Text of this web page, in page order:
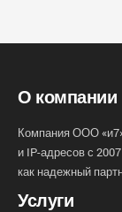
О компании
Компания ООО
и IP-адресов с
как надежный
Услуги